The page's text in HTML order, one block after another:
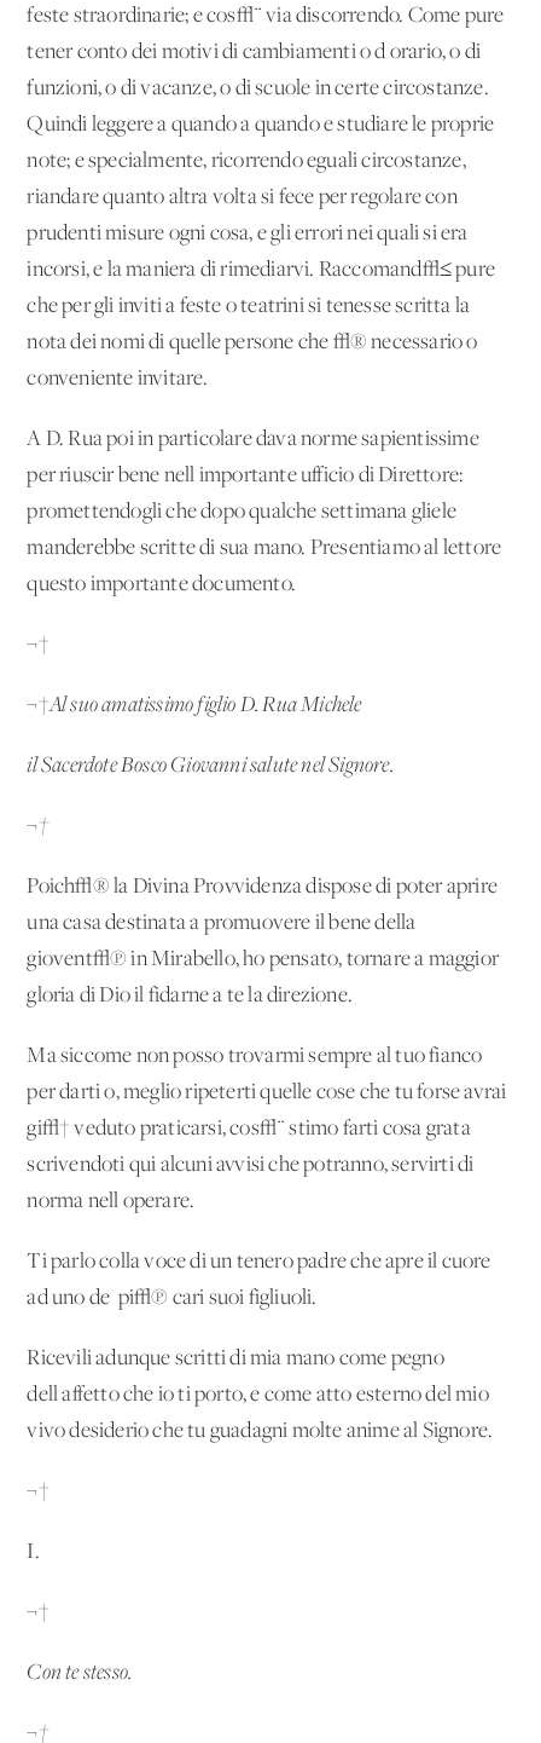
feste straordinarie; e cos√¨ via discorrendo. Come pure
tener conto dei motivi di cambiamenti o d'orario, o di
funzioni, o di vacanze, o di scuole in certe circostanze.
Quindi leggere a quando a quando e studiare le proprie
note; e specialmente, ricorrendo eguali circostanze,
riandare quanto altra volta si fece per regolare con
prudenti misure ogni cosa, e gli errori nei quali si era
incorsi, e la maniera di rimediarvi. Raccomand√≤ pure
che per gli inviti a feste o teatrini si tenesse scritta la
nota dei nomi di quelle persone che √® necessario o
conveniente invitare.
A D. Rua poi in particolare dava norme sapientissime
per riuscir bene nell'importante ufficio di Direttore:
promettendogli che dopo qualche settimana gliele
manderebbe scritte di sua mano. Presentiamo al lettore
questo importante documento.
¬†
¬†Al suo amatissimo figlio D. Rua Michele
il Sacerdote Bosco Giovanni salute nel Signore.
¬†
Poich√® la Divina Provvidenza dispose di poter aprire
una casa destinata a promuovere il bene della
giovent√π in Mirabello, ho pensato, tornare a maggior
gloria di Dio il fidarne a te la direzione.
Ma siccome non posso trovarmi sempre al tuo fianco
per darti o, meglio ripeterti quelle cose che tu forse avrai
gi√† veduto praticarsi, cos√¨ stimo farti cosa grata
scrivendoti qui alcuni avvisi che potranno, servirti di
norma nell'operare.
Ti parlo colla voce di un tenero padre che apre il cuore
ad uno de' pi√π cari suoi figliuoli.
Ricevili adunque scritti di mia mano come pegno
dell'affetto che io ti porto, e come atto esterno del mio
vivo desiderio che tu guadagni molte anime al Signore.
¬†
I.
¬†
Con te stesso.
¬†